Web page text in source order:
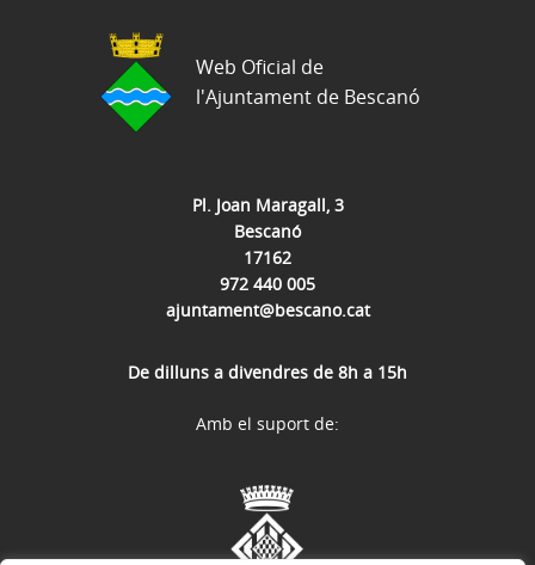
Pl. Joan Maragall, 3
Bescanó
17162
972 440 005
ajuntament@bescano.cat
De dilluns a divendres de 8h a 15h
Web Oficial de
l'Ajuntament de Bescanó
Amb el suport de: